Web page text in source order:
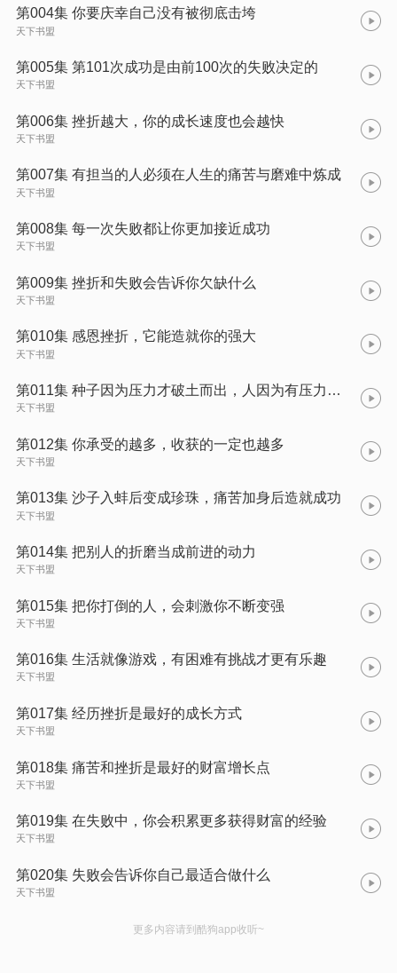
第004集 你要庆幸自己没有被彻底击垮
天下书盟
第005集 第101次成功是由前100次的失败决定的
天下书盟
第006集 挫折越大，你的成长速度也会越快
天下书盟
第007集 有担当的人必须在人生的痛苦与磨难中炼成
天下书盟
第008集 每一次失败都让你更加接近成功
天下书盟
第009集 挫折和失败会告诉你欠缺什么
天下书盟
第010集 感恩挫折，它能造就你的强大
天下书盟
第011集 种子因为压力才破土而出，人因为有压力才能前行
天下书盟
第012集 你承受的越多，收获的一定也越多
天下书盟
第013集 沙子入蚌后变成珍珠，痛苦加身后造就成功
天下书盟
第014集 把别人的折磨当成前进的动力
天下书盟
第015集 把你打倒的人，会刺激你不断变强
天下书盟
第016集 生活就像游戏，有困难有挑战才更有乐趣
天下书盟
第017集 经历挫折是最好的成长方式
天下书盟
第018集 痛苦和挫折是最好的财富增长点
天下书盟
第019集 在失败中，你会积累更多获得财富的经验
天下书盟
第020集 失败会告诉你自己最适合做什么
天下书盟
更多内容请到酷狗app收听~